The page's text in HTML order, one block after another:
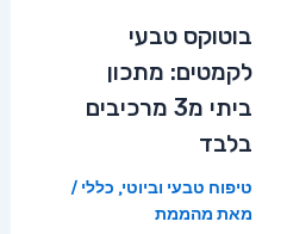
בוטוקס טבעי
לקמטים: מתכון
ביתי מ3 מרכיבים
בלבד
טיפוח טבעי וביוטי, כללי /
מאת מהממת